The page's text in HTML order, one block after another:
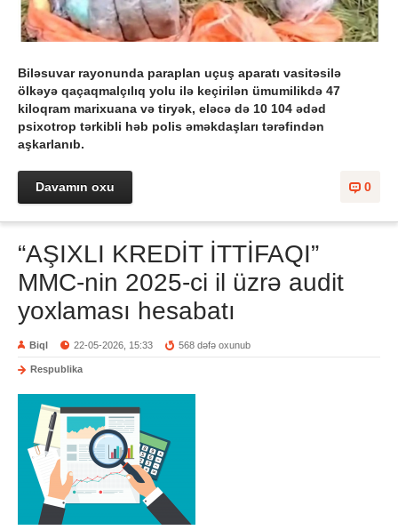
Biləsuvar rayonunda paraplan uçuş aparatı vasitəsilə
ölkəyə qaçaqmalçılıq yolu ilə keçirilən ümumilikdə 47
kiloqram marixuana və tiryək, eləcə də 10 104 ədəd
psixotrop tərkibli həb polis əməkdaşları tərəfindən
aşkarlanıb.
0
Davamın oxu
“AŞIXLI KREDİT İTTİFAQI”
MMC-nin 2025-ci il üzrə audit
yoxlaması hesabatı
Biql 22-05-2026, 15:33 568 dəfə oxunub
Respublika